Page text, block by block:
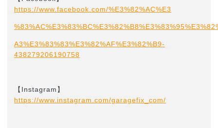
https://www.facebook.com/%E3%82%AC%E3
A3%E3%83%83%E3%82%AF%E3%82%B9-
438279206190758
【Instagram】
https://www.instagram.com/garagefix_com/